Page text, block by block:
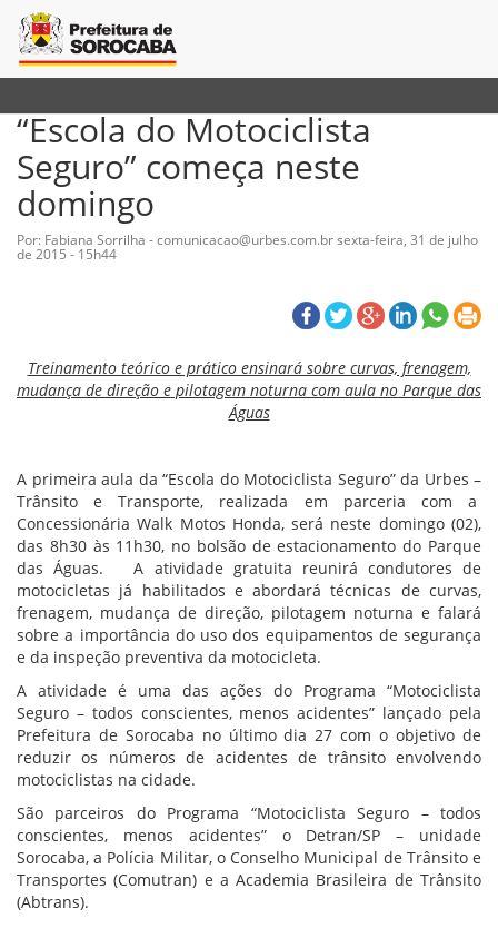
“Escola do Motociclista
Seguro” começa neste
domingo
Por: Fabiana Sorrilha - comunicacao@urbes.com.brsexta-feira, 31 de julho
de 2015 - 15h44
Treinamento teórico e prático ensinará sobre curvas, frenagem,
mudança de direção e pilotagem noturna com aula no Parque das
Águas
A primeira aula da “Escola do Motociclista Seguro” da Urbes –
Trânsito e Transporte, realizada em parceria com a
Concessionária Walk Motos Honda, será neste domingo (02),
das 8h30 às 11h30, no bolsão de estacionamento do Parque
das Águas. A atividade gratuita reunirá condutores de
motocicletas já habilitados e abordará técnicas de curvas,
frenagem, mudança de direção, pilotagem noturna e falará
sobre a importância do uso dos equipamentos de segurança
e da inspeção preventiva da motocicleta.
A atividade é uma das ações do Programa “Motociclista
Seguro – todos conscientes, menos acidentes” lançado pela
Prefeitura de Sorocaba no último dia 27 com o objetivo de
reduzir os números de acidentes de trânsito envolvendo
motociclistas na cidade.
São parceiros do Programa “Motociclista Seguro – todos
conscientes, menos acidentes” o Detran/SP – unidade
Sorocaba, a Polícia Militar, o Conselho Municipal de Trânsito e
Transportes (Comutran) e a Academia Brasileira de Trânsito
(Abtrans).